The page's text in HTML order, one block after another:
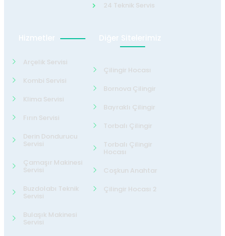
24 Teknik Servis
Hizmetler
Arçelik Servisi
Kombi Servisi
Klima Servisi
Fırın Servisi
Derin Dondurucu
Servisi
Çamaşır Makinesi
Servisi
Buzdolabı Teknik
Servisi
Bulaşık Makinesi
Servisi
Diğer Sitelerimiz
Çilingir Hocası
Bornova Çilingir
Bayraklı Çilingir
Torbalı Çilingir
Torbalı Çilingir
Hocası
Coşkun Anahtar
Çilingir Hocası 2